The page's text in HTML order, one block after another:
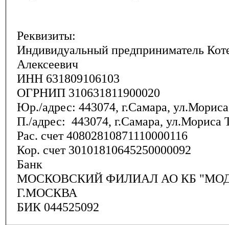
Реквизиты:
Индивидуальный предприниматель
Алексеевич
ИНН 631809106103
ОГРНИП 310631811900020
Юр./адрес: 443074, г.Самара,
П./адрес: 443074, г.Самара, ул.Мориса
Рас. счет 40802810871110000116
Кор. счет 30101810645250000092
Банк
МОСКОВСКИЙ ФИЛИАЛ АО КБ
Г.МОСКВА
БИК 044525092